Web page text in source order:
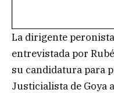
La dirigente
entrevistada por
su candidatura para
Justicialista de Goya